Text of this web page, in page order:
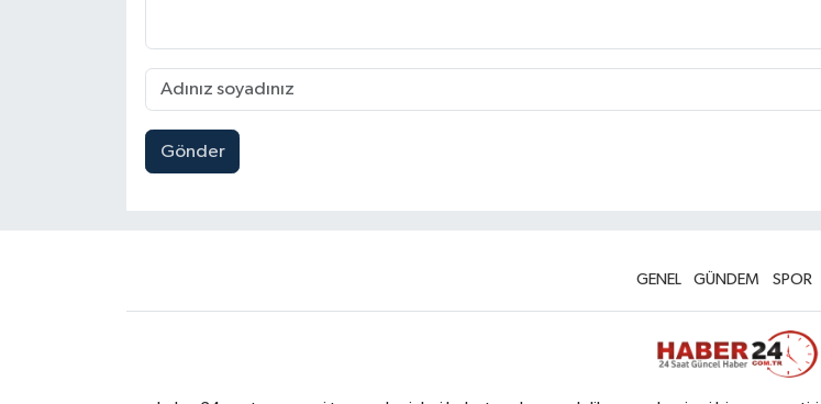
Gönder
GENEL GÜNDEM SPOR